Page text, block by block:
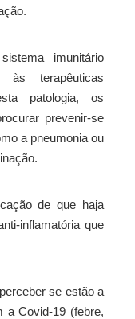
imunitário
terapêuticas
patologia, os
prevenir-se
a pneumonia ou
de que haja
inflamatória que
se estão a
a Covid-19 (febre,